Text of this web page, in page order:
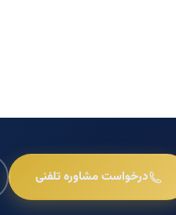
درخواست مشاوره تلفنی